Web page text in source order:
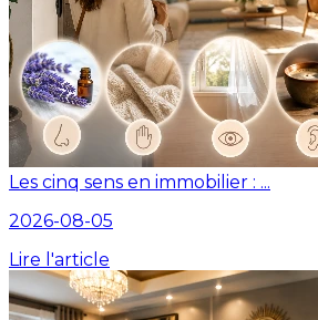
Les cinq sens en immobilier : ...
2026-08-05
Lire l'article